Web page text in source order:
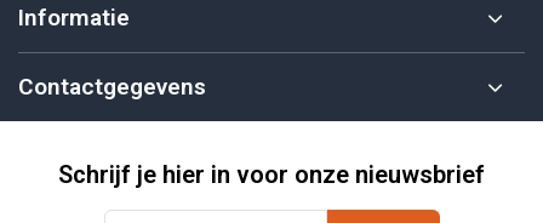
Informatie
Contactgegevens
Schrijf je hier in voor onze nieuwsbrief